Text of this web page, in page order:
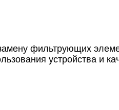
фильтрующих
устройства и